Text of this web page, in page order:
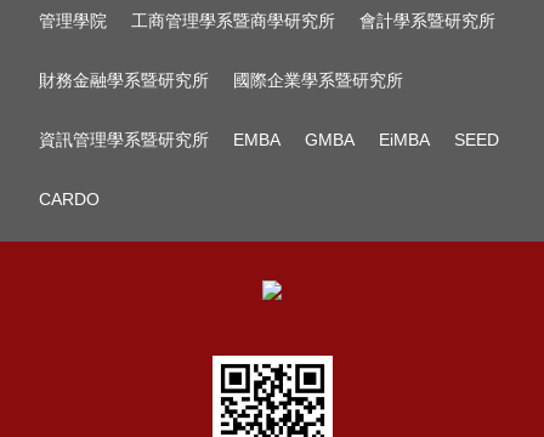
管理學院 工商管理學系暨商學研究所 會計學系暨研究所
財務金融學系暨研究所 國際企業學系暨研究所
資訊管理學系暨研究所 EMBA GMBA EiMBA SEED
CARDO